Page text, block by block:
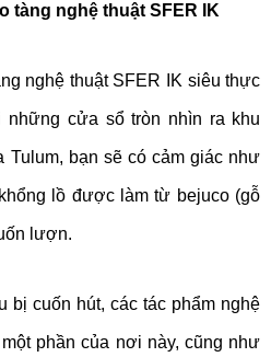
tàng nghệ thuật SFER IK
nghệ thuật SFER IK siêu thực
những cửa sổ tròn nhìn ra khu
Tulum, bạn sẽ có cảm giác như
lồ được làm từ bejuco (gỗ
lượn.
bị cuốn hút, các tác phẩm nghệ
phần của nơi này, cũng như